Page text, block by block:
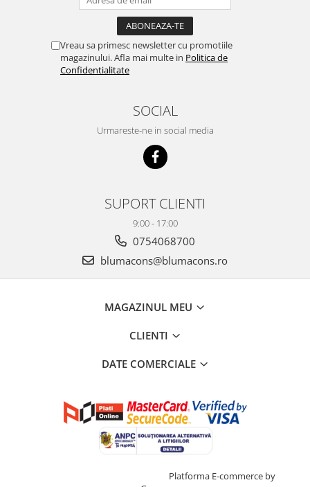
Vreau sa primesc newsletter cu promotiile
magazinului. Afla mai multe in Politica de
Confidentialitate
SOCIAL
Urmareste-ne in social media
SUPORT CLIENTI
9:00 - 17:00
0754068700
blumacons@blumacons.ro
MAGAZINUL MEU
CLIENTI
DATE COMERCIALE
Platforma E-commerce by